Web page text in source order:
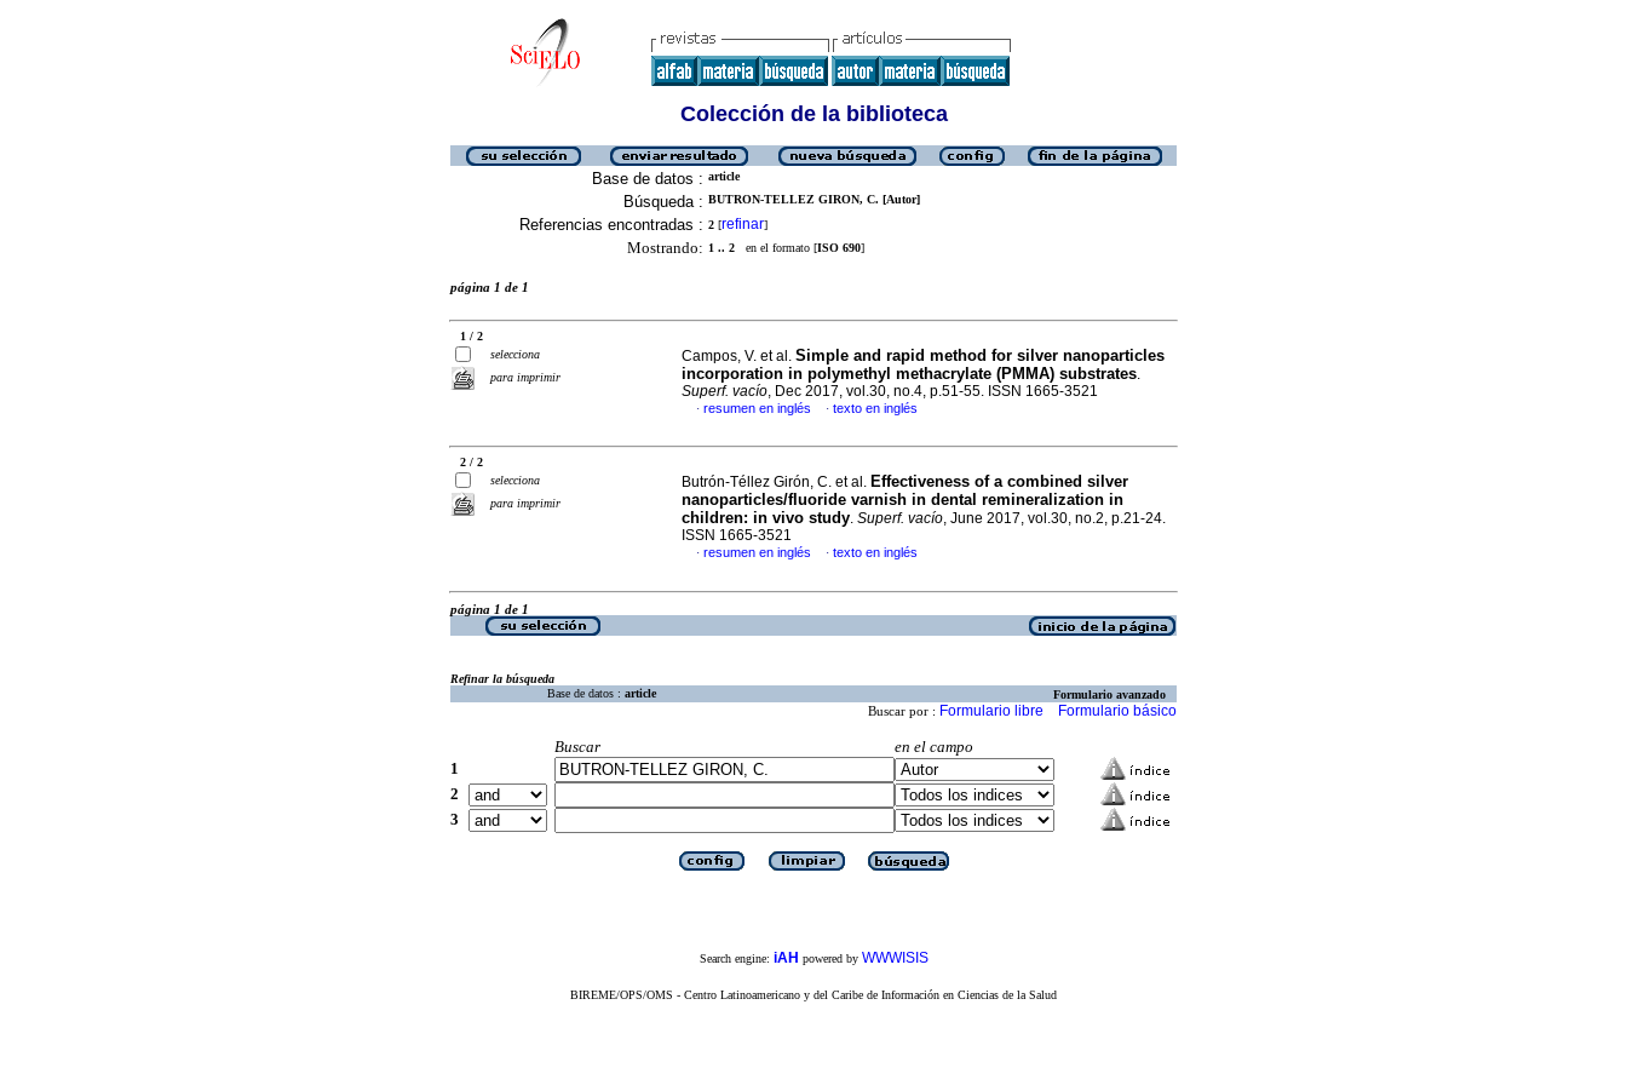
Colección de la biblioteca
Base de datos : article
Búsqueda : BUTRON-TELLEZ GIRON, C. [Autor]
Referencias encontradas : 2 [refinar]
Mostrando: 1 .. 2 en el formato [ISO 690]
página 1 de 1
1 / 2
selecciona
para imprimir
Campos, V. et al. Simple and rapid method for silver nanoparticles
incorporation in polymethyl methacrylate (PMMA) substrates.
Superf. vacío, Dec 2017, vol.30, no.4, p.51-55. ISSN 1665-3521
· resumen en inglés · texto en inglés
2 / 2
selecciona
para imprimir
Butrón-Téllez Girón, C. et al. Effectiveness of a combined silver
nanoparticles/fluoride varnish in dental remineralization in
children: in vivo study. Superf. vacío, June 2017, vol.30, no.2, p.21-24.
ISSN 1665-3521
· resumen en inglés · texto en inglés
página 1 de 1
Refinar la búsqueda
Base de datos : article Formulario avanzado
Buscar por : Formulario libre Formulario básico
Buscar
en el campo
1
2
3
Search engine: iAH powered by WWWISIS
BIREME/OPS/OMS - Centro Latinoamericano y del Caribe de Información en Ciencias de la Salud